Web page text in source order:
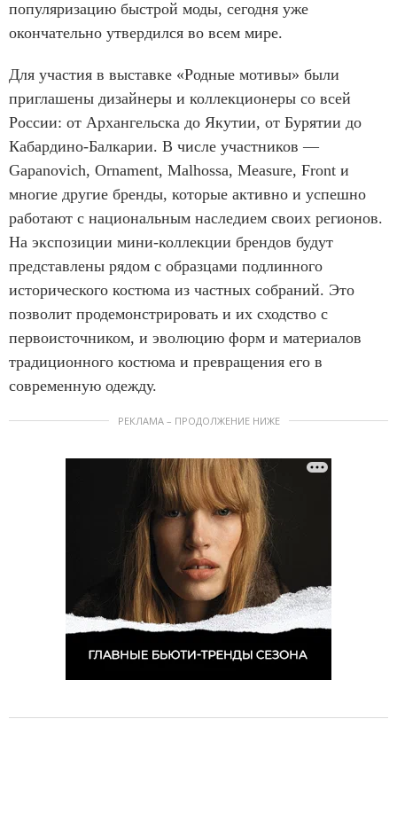
популяризацию быстрой моды, сегодня уже
окончательно утвердился во всем мире.
Для участия в выставке «Родные мотивы» были
приглашены дизайнеры и коллекционеры со всей
России: от Архангельска до Якутии, от Бурятии до
Кабардино-Балкарии. ​​​​​В числе участников —
Gapanovich, Ornament, Malhossa, Measure, Front и
многие другие бренды, которые активно и успешно
работают с национальным наследием своих регионов.
На экспозиции мини-коллекции брендов будут
представлены рядом с образцами подлинного
исторического костюма из частных собраний. Это
позволит продемонстрировать и их сходство с
первоисточником, и эволюцию форм и материалов
традиционного костюма и превращения его в
современную одежду.
РЕКЛАМА – ПРОДОЛЖЕНИЕ НИЖЕ